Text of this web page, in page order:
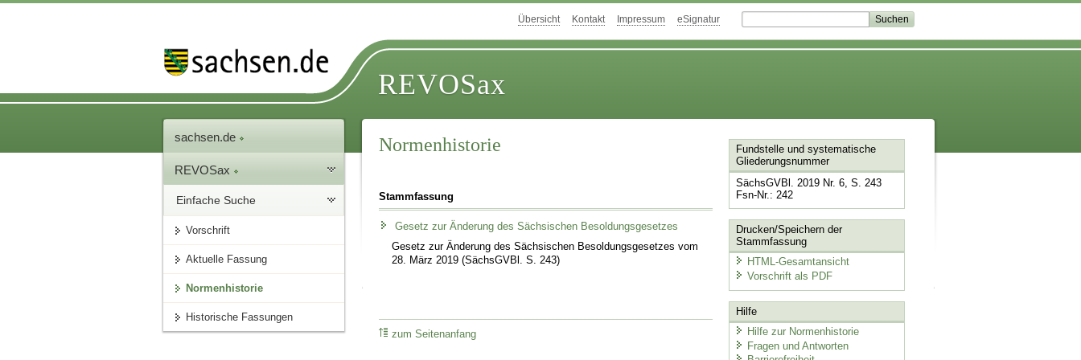
Übersicht Kontakt Impressum eSignatur
REVOSax
sachsen.de
REVOSax
Einfache Suche
Vorschrift
Aktuelle Fassung
Normenhistorie
Historische Fassungen
Normenhistorie
Stammfassung
Gesetz zur Änderung des Sächsischen Besoldungsgesetzes
Gesetz zur Änderung des Sächsischen Besoldungsgesetzes vom
28. März 2019 (SächsGVBl. S. 243)
zum Seitenanfang
Fundstelle und systematische
Gliederungsnummer
SächsGVBl. 2019 Nr. 6, S. 243
Fsn-Nr.: 242
Drucken/Speichern der
Stammfassung
HTML-Gesamtansicht
Vorschrift als PDF
Hilfe
Hilfe zur Normenhistorie
Fragen und Antworten